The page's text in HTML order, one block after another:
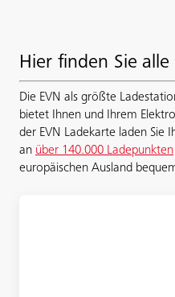
Hier finden Sie
Die EVN als größte
bietet Ihnen und Ihrem
der EVN Ladekarte laden Sie
an über 140.000 Ladepunkten
europäischen Ausland